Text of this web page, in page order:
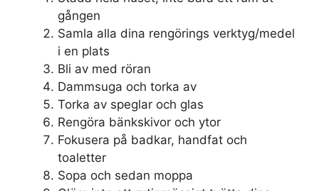
gången
Samla alla dina rengörings verktyg/medel
i en plats
Bli av med röran
Dammsuga och torka av
Torka av speglar och glas
Rengöra bänkskivor och ytor
Fokusera på badkar, handfat och
toaletter
Sopa och sedan moppa